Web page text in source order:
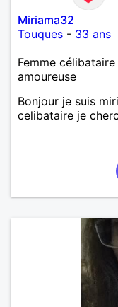
Miriama32
Touques - 33 ans
Femme
amoureuse
Bonjour je suis
celibataire je